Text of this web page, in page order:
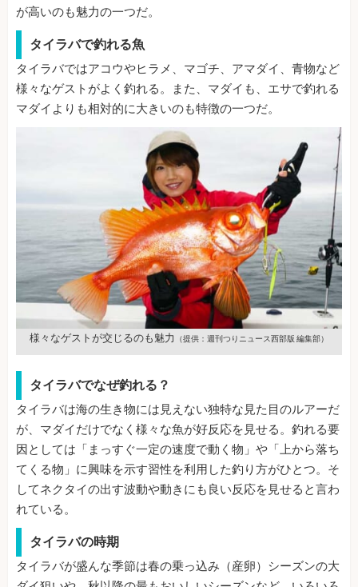
が高いのも魅力の一つだ。
タイラバで釣れる魚
タイラバではアコウやヒラメ、マゴチ、アマダイ、青物など
様々なゲストがよく釣れる。また、マダイも、エサで釣れる
マダイよりも相対的に大きいのも特徴の一つだ。
様々なゲストが交じるのも魅力 （提供：週刊つりニュース西部版 編集部）
タイラバでなぜ釣れる？
タイラバは海の生き物には見えない独特な見た目のルアーだ
が、マダイだけでなく様々な魚が好反応を見せる。釣れる要
因としては「まっすぐ一定の速度で動く物」や「上から落ち
てくる物」に興味を示す習性を利用した釣り方がひとつ。そ
してネクタイの出す波動や動きにも良い反応を見せると言わ
れている。
タイラバの時期
タイラバが盛んな季節は春の乗っ込み（産卵）シーズンの大